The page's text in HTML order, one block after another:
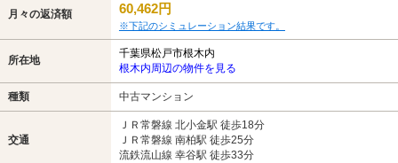
月々の返済額 60,462円
※下記のシミュレーション結果です。
所在地
千葉県松戸市根木内
根木内周辺の物件を見る
種類 中古マンション
交通
ＪＲ常磐線 北小金駅 徒歩18分
ＪＲ常磐線 南柏駅 徒歩25分
流鉄流山線 幸谷駅 徒歩33分